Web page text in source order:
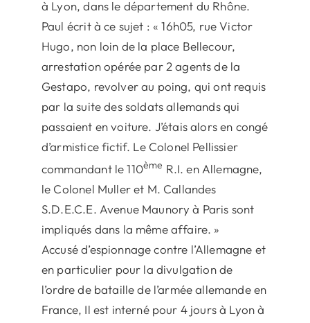
à Lyon, dans le département du Rhône.
Paul écrit à ce sujet : « 16h05, rue Victor
Hugo, non loin de la place Bellecour,
arrestation opérée par 2 agents de la
Gestapo, revolver au poing, qui ont requis
par la suite des soldats allemands qui
passaient en voiture. J’étais alors en congé
d’armistice fictif. Le Colonel Pellissier
commandant le 110ème R.I. en Allemagne,
le Colonel Muller et M. Callandes
S.D.E.C.E. Avenue Maunory à Paris sont
impliqués dans la même affaire. »
Accusé d’espionnage contre l’Allemagne et
en particulier pour la divulgation de
l’ordre de bataille de l’armée allemande en
France, Il est interné pour 4 jours à Lyon à